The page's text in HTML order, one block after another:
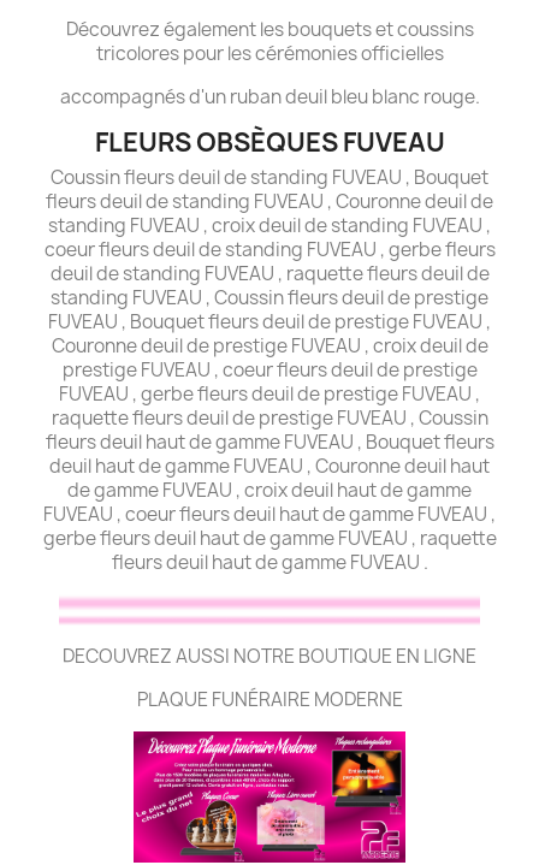
Découvrez également les bouquets et coussins
tricolores pour les cérémonies officielles
accompagnés d'un ruban deuil bleu blanc rouge.
FLEURS OBSÈQUES FUVEAU
Coussin fleurs deuil de standing FUVEAU , Bouquet
fleurs deuil de standing FUVEAU , Couronne deuil de
standing FUVEAU , croix deuil de standing FUVEAU ,
coeur fleurs deuil de standing FUVEAU , gerbe fleurs
deuil de standing FUVEAU , raquette fleurs deuil de
standing FUVEAU , Coussin fleurs deuil de prestige
FUVEAU , Bouquet fleurs deuil de prestige FUVEAU ,
Couronne deuil de prestige FUVEAU , croix deuil de
prestige FUVEAU , coeur fleurs deuil de prestige
FUVEAU , gerbe fleurs deuil de prestige FUVEAU ,
raquette fleurs deuil de prestige FUVEAU , Coussin
fleurs deuil haut de gamme FUVEAU , Bouquet fleurs
deuil haut de gamme FUVEAU , Couronne deuil haut
de gamme FUVEAU , croix deuil haut de gamme
FUVEAU , coeur fleurs deuil haut de gamme FUVEAU ,
gerbe fleurs deuil haut de gamme FUVEAU , raquette
fleurs deuil haut de gamme FUVEAU .
DECOUVREZ AUSSI NOTRE BOUTIQUE EN LIGNE
PLAQUE FUNÉRAIRE MODERNE